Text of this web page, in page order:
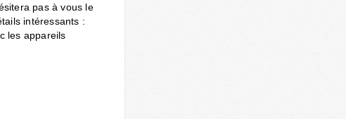
pas à vous le
intéressants :
les appareils